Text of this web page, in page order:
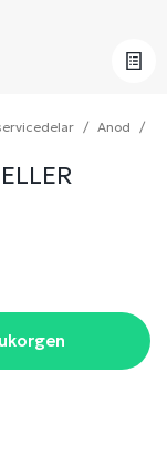
Anod